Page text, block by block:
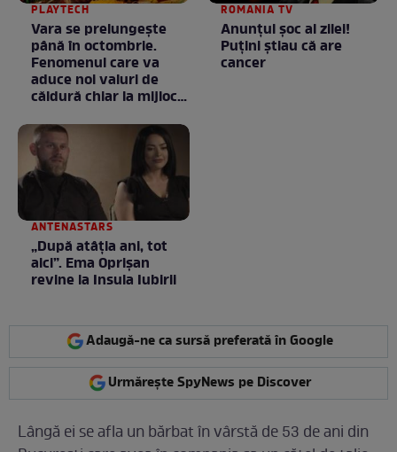
PLAYTECH
Vara se prelungeşte
până în octombrie.
Fenomenul care va
aduce noi valuri de
căldură chiar la mijlocul
ROMANIA TV
Anunţul şoc al zilei!
Puţini ştiau că are
cancer
ANTENASTARS
„După atâția ani, tot
aici”. Ema Oprișan
revine la Insula Iubirii
Adaugă-ne ca sursă preferată în Google
Urmărește SpyNews pe Discover
Lângă ei se afla un bărbat în vârstă de 53 de ani din